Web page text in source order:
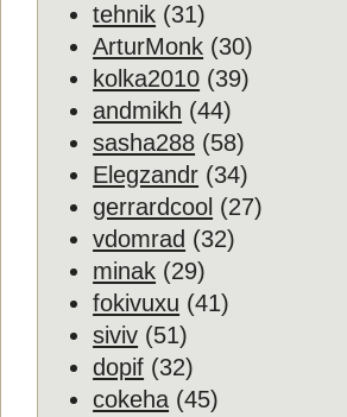
tehnik (31)
ArturMonk (30)
kolka2010 (39)
andmikh (44)
sasha288 (58)
Elegzandr (34)
gerrardcool (27)
vdomrad (32)
minak (29)
fokivuxu (41)
siviv (51)
dopif (32)
cokeha (45)